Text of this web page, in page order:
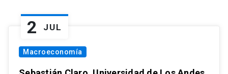
2 JUL
Macroeconomía